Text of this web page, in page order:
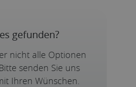
gefunden?
nicht alle Optionen
senden Sie uns
Ihren Wünschen.